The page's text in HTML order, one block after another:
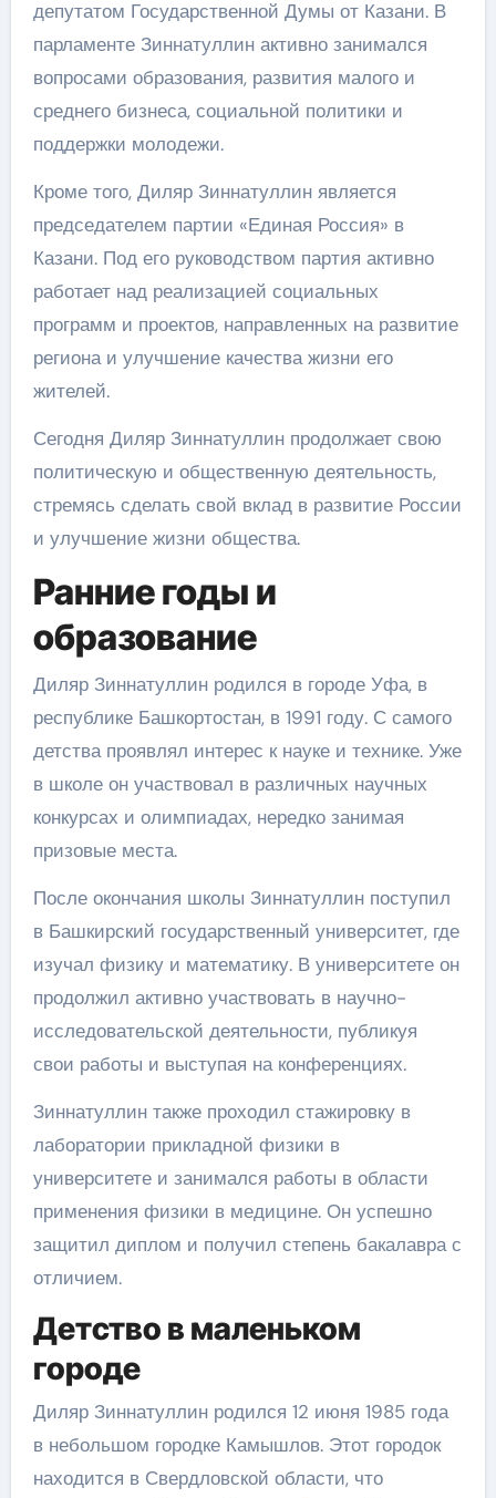
депутатом Государственной Думы от Казани. В
парламенте Зиннатуллин активно занимался
вопросами образования, развития малого и
среднего бизнеса, социальной политики и
поддержки молодежи.
Кроме того, Диляр Зиннатуллин является
председателем партии «Единая Россия» в
Казани. Под его руководством партия активно
работает над реализацией социальных
программ и проектов, направленных на развитие
региона и улучшение качества жизни его
жителей.
Сегодня Диляр Зиннатуллин продолжает свою
политическую и общественную деятельность,
стремясь сделать свой вклад в развитие России
и улучшение жизни общества.
Ранние годы и
образование
Диляр Зиннатуллин родился в городе Уфа, в
республике Башкортостан, в 1991 году. С самого
детства проявлял интерес к науке и технике. Уже
в школе он участвовал в различных научных
конкурсах и олимпиадах, нередко занимая
призовые места.
После окончания школы Зиннатуллин поступил
в Башкирский государственный университет, где
изучал физику и математику. В университете он
продолжил активно участвовать в научно-
исследовательской деятельности, публикуя
свои работы и выступая на конференциях.
Зиннатуллин также проходил стажировку в
лаборатории прикладной физики в
университете и занимался работы в области
применения физики в медицине. Он успешно
защитил диплом и получил степень бакалавра с
отличием.
Детство в маленьком
городе
Диляр Зиннатуллин родился 12 июня 1985 года
в небольшом городке Камышлов. Этот городок
находится в Свердловской области, что